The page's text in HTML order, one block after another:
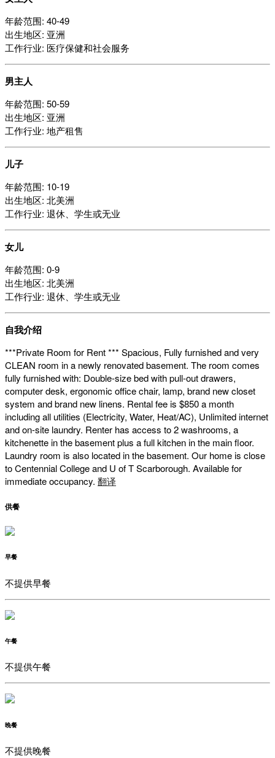
年龄范围: 40-49
出生地区: 亚洲
工作行业: 医疗保健和社会服务
男主人
年龄范围: 50-59
出生地区: 亚洲
工作行业: 地产租售
儿子
年龄范围: 10-19
出生地区: 北美洲
工作行业: 退休、学生或无业
女儿
年龄范围: 0-9
出生地区: 北美洲
工作行业: 退休、学生或无业
自我介绍
***Private Room for Rent *** Spacious, Fully furnished and very
CLEAN room in a newly renovated basement. The room comes
fully furnished with: Double-size bed with pull-out drawers,
computer desk, ergonomic office chair, lamp, brand new closet
system and brand new linens. Rental fee is $850 a month
including all utilities (Electricity, Water, Heat/AC), Unlimited internet
and on-site laundry. Renter has access to 2 washrooms, a
kitchenette in the basement plus a full kitchen in the main floor.
Laundry room is also located in the basement. Our home is close
to Centennial College and U of T Scarborough. Available for
immediate occupancy. 翻译
供餐
早餐
不提供早餐
午餐
不提供午餐
晚餐
不提供晚餐